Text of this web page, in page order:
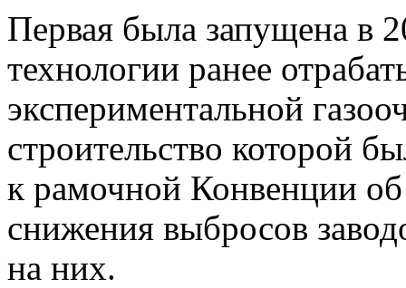
Первая была запущена в
технологии ранее
экспериментальной
строительство которой
к рамочной Конвенции
снижения выбросов
на них.